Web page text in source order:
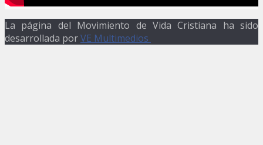
La página del Movimiento de Vida Cristiana ha sido
desarrollada porVE Multimedios